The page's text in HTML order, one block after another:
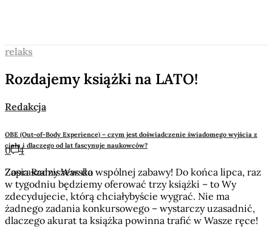
OBE (Out-of-Body Experience) – czym jest doświadczenie świadomego wyjścia z
ciała i dlaczego od lat fascynuje naukowców?
Zosia Radziszewska
relaks
Rozdajemy książki na LATO!
Redakcja
0
4
Zapraszamy Was do wspólnej zabawy! Do końca lipca, raz
w tygodniu będziemy oferować trzy książki – to Wy
zdecydujecie, którą chciałybyście wygrać. Nie ma
żadnego zadania konkursowego – wystarczy uzasadnić,
dlaczego akurat ta książka powinna trafić w Wasze ręce!